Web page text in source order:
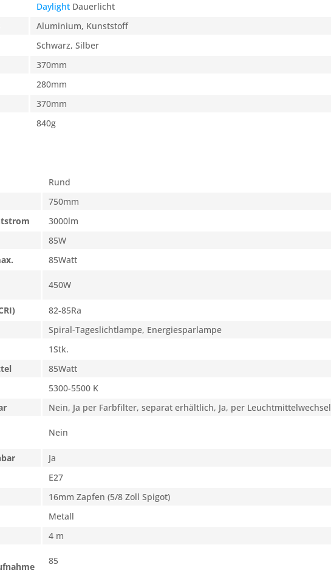
Daylight Dauerlicht
Aluminium, Kunststoff
Schwarz, Silber
370mm
280mm
370mm
840g
Rund
750mm
3000lm
85W
85Watt
450W
82-85Ra
Spiral-Tageslichtlampe, Energiesparlampe
1Stk.
85Watt
5300-5500 K
Nein, Ja per Farbfilter, separat erhältlich, Ja, per Leuchtmittelwechsel
Nein
Ja
E27
16mm Zapfen (5/8 Zoll Spigot)
Metall
4 m
85